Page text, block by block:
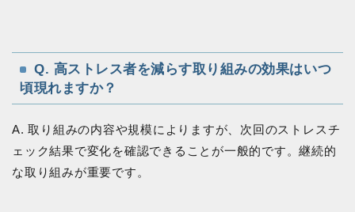
Q. 高ストレス者を減らす取り組みの効果はいつ
頃現れますか？
A. 取り組みの内容や規模によりますが、次回のストレスチ
ェック結果で変化を確認できることが一般的です。継続的
な取り組みが重要です。